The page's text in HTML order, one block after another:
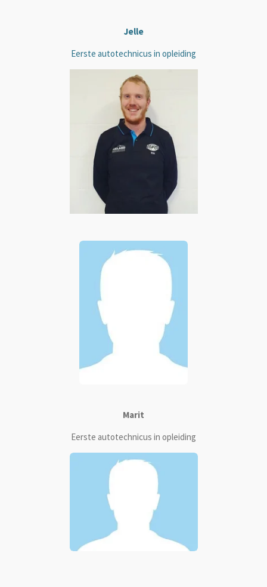
Jelle
Eerste autotechnicus in opleiding
Marit
Eerste autotechnicus in opleiding